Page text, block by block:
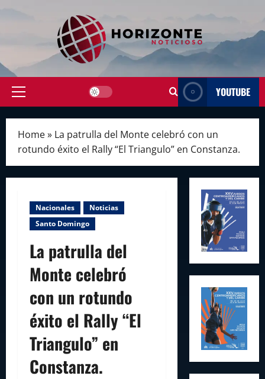
Primary
YOUTUBE
Home» La patrulla del Monte celebró con un
rotundo éxito el Rally “El Triangulo” en Constanza.
Nacionales
Noticias
Santo Domingo
La patrulla del
Monte celebró
con un rotundo
éxito el Rally “El
Triangulo” en
Constanza.